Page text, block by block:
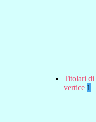
Titolari di
vertice 1